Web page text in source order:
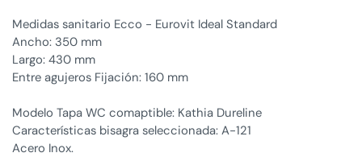
Medidas sanitario Ecco - Eurovit Ideal Standard
Ancho: 350 mm
Largo: 430 mm
Entre agujeros Fijación: 160 mm
Modelo Tapa WC comaptible: Kathia Dureline
Características bisagra seleccionada: A-121
Acero Inox.